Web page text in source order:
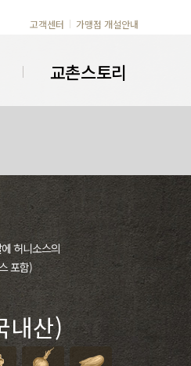
고객센터
가맹점 개설안내
교촌스토리
허니소스의
포함)
내산)